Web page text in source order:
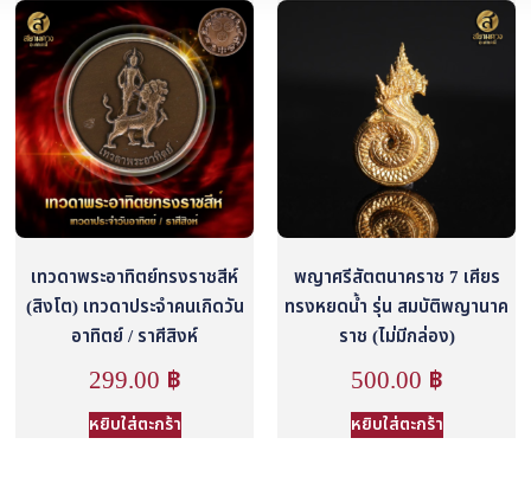
เทวดาพระอาทิตย์ทรงราชสีห์
(สิงโต) เทวดาประจำคนเกิดวัน
อาทิตย์ / ราศีสิงห์
299.00 ฿
หยิบใส่ตะกร้า
พญาศรีสัตตนาคราช 7 เศียร
ทรงหยดน้ำ รุ่น สมบัติพญานาค
ราช (ไม่มีกล่อง)
500.00 ฿
หยิบใส่ตะกร้า